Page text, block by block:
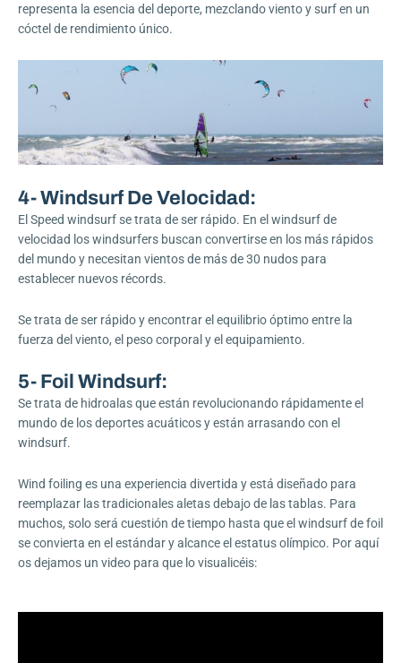
representa la esencia del deporte, mezclando viento y surf en un
cóctel de rendimiento único.
4- Windsurf De Velocidad:
El Speed ​​windsurf se trata de ser rápido. En el windsurf de
velocidad los windsurfers buscan convertirse en los más rápidos
del mundo y necesitan vientos de más de 30 nudos para
establecer nuevos récords.
Se trata de ser rápido y encontrar el equilibrio óptimo entre la
fuerza del viento, el peso corporal y el equipamiento.
5- Foil Windsurf:
Se trata de hidroalas que están revolucionando rápidamente el
mundo de los deportes acuáticos y están arrasando con el
windsurf.
Wind foiling es una experiencia divertida y está diseñado para
reemplazar las tradicionales aletas debajo de las tablas. Para
muchos, solo será cuestión de tiempo hasta que el windsurf de foil
se convierta en el estándar y alcance el estatus olímpico. Por aquí
os dejamos un video para que lo visualicéis: